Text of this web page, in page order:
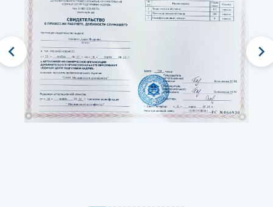
chevron_left chevron_right